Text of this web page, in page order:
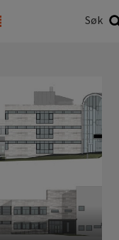
Søk